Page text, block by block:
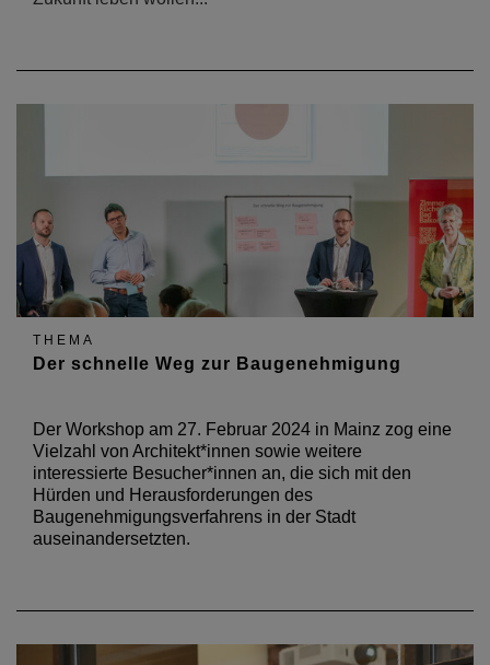
THEMA
Der schnelle Weg zur Baugenehmigung
Der Workshop am 27. Februar 2024 in Mainz zog eine
Vielzahl von Architekt*innen sowie weitere
interessierte Besucher*innen an, die sich mit den
Hürden und Herausforderungen des
Baugenehmigungsverfahrens in der Stadt
auseinandersetzten.